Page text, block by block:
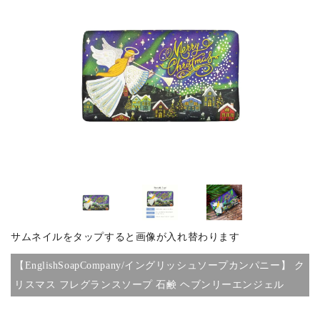
商品カテゴリー/家具
商品カテゴリー/雑貨
素材
ブランド
サムネイルをタップすると画像が入れ替わります
【EnglishSoapCompany/イングリッシュソープカンパニー】 ク
リスマス フレグランスソープ 石鹸 ヘブンリーエンジェル